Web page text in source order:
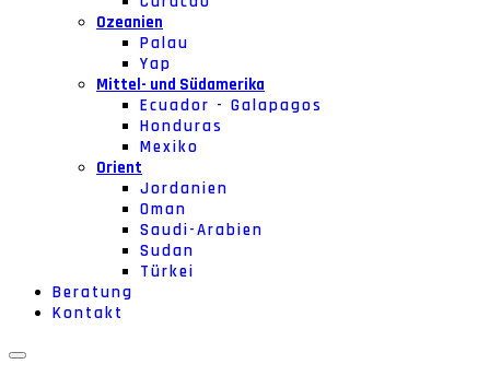
Ozeanien
Palau
Yap
Mittel- und Südamerika
Ecuador - Galapagos
Honduras
Mexiko
Orient
Jordanien
Oman
Saudi-Arabien
Sudan
Türkei
Beratung
Kontakt